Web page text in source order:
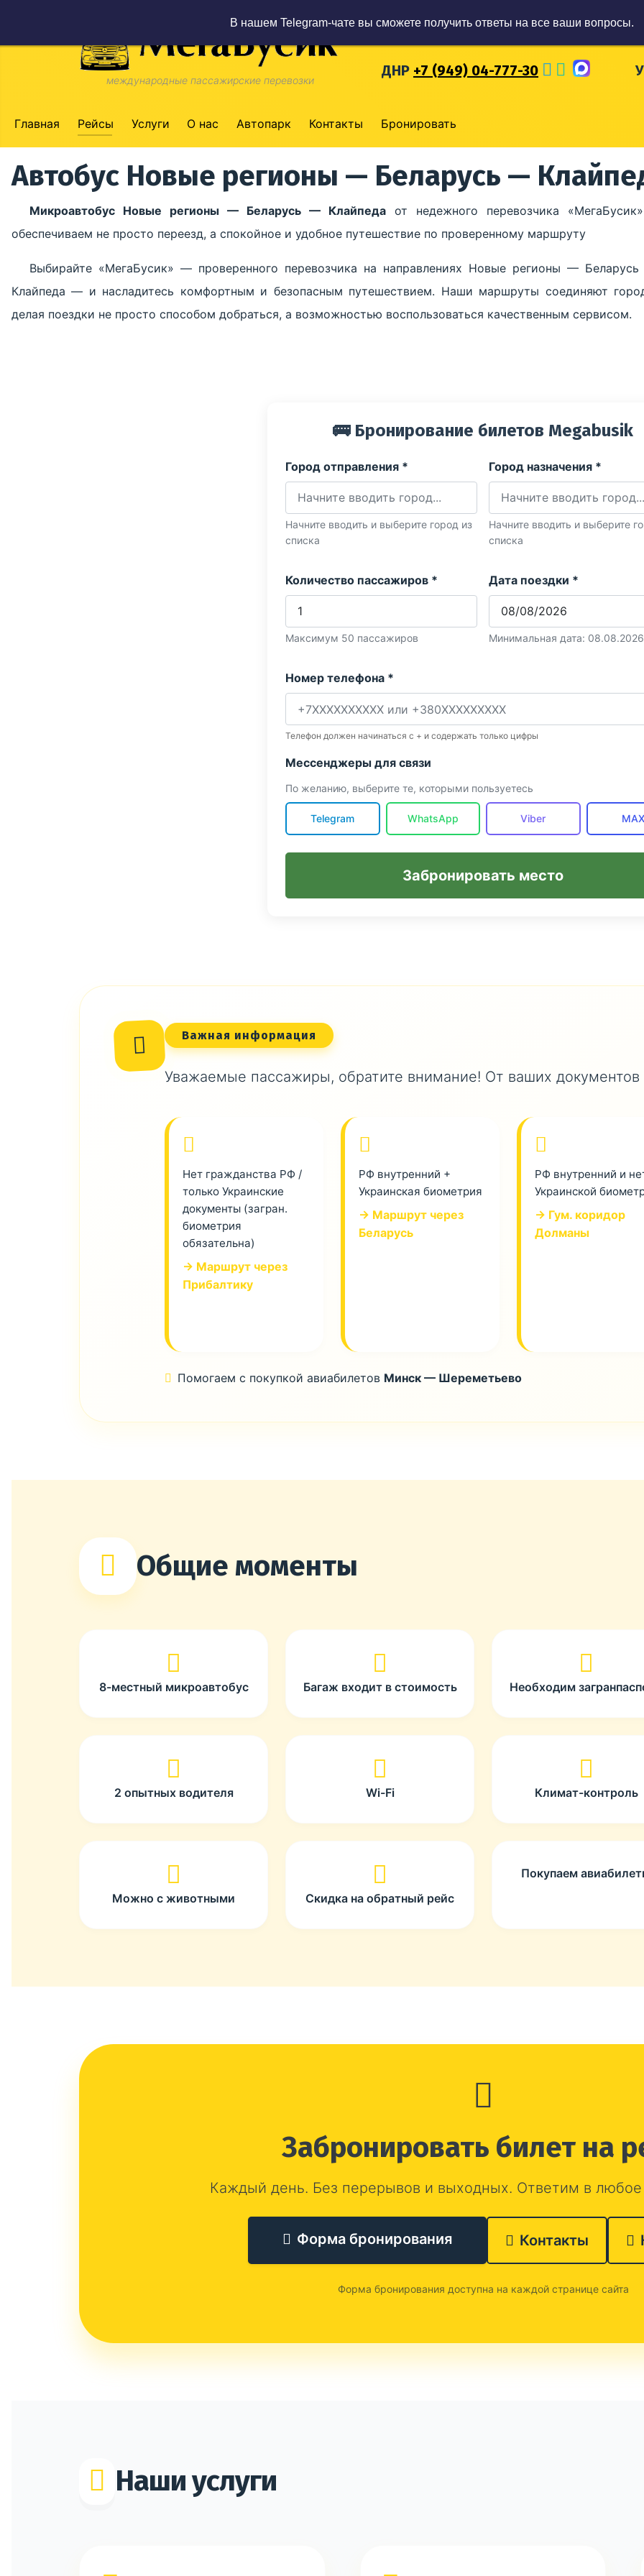
международные пассажирские перевозки
+7 (959) 57-93-777
ДНР +7 (949) 04-777-30
Главная Рейсы Услуги О нас Автопарк Контакты Бронировать
Автобус Новые регионы — Беларусь —
Микроавтобус Новые регионы — Беларусь — Клайпеда от недежного перевозчика
обеспечиваем не просто переезд, а спокойное и удобное путешествие по проверенному маршруту
Выбирайте «МегаБусик» — проверенного перевозчика на направлениях Новые регионы —
Клайпеда — и насладитесь комфортным и безопасным путешествием. Наши маршруты соединяют
делая поездки не просто способом добраться, а возможностью воспользоваться качественным сервисом.
🚌 Бронирование билетов Megabusik
Город отправления *
Начните вводить и выберите город из
списка
Город назначения *
Начните вводить и выберите
списка
Количество пассажиров *
Максимум 50 пассажиров
Дата поездки *
Минимальная дата: 08.08.2026
Номер телефона *
Телефон должен начинаться с + и содержать только цифры
Мессенджеры для связи
По желанию, выберите те, которыми пользуетесь
Telegram WhatsApp Viber
Забронировать место
Важная информация
Уважаемые пассажиры, обратите внимание! От ваших
Нет гражданства РФ /
только Украинские
документы (загран.
биометрия
обязательна)
→ Маршрут через
Прибалтику
РФ внутренний +
Украинская биометрия
→ Маршрут через
Беларусь
РФ внутренний и
Украинской
→ Гум. коридор
Долманы
Помогаем с покупкой авиабилетов Минск — Шереметьево
Общие моменты
8-местный микроавтобус Багаж входит в стоимость Необходим
2 опытных водителя Wi-Fi Климат-контроль
Можно с животными Скидка на обратный рейс
Покупаем
Забронировать билет на
Каждый день. Без перерывов и выходных. Ответим в
Форма бронирования Контакты
Форма бронирования доступна на каждой странице сайта
Наши услуги
В нашем Telegram-чате вы сможете получить ответы на все ваши вопросы.